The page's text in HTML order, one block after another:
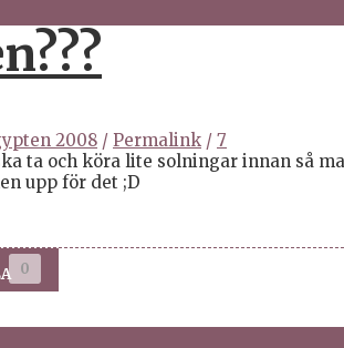
2008 / Permalink / 7
ta och köra lite solningar innan så
upp för det ;D
0